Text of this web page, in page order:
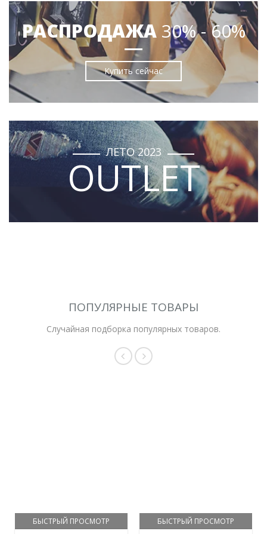
РАСПРОДАЖА30% - 60%
Купить сейчас
ЛЕТО 2023
OUTLET
ПОПУЛЯРНЫЕ ТОВАРЫ
Случайная подборка популярных товаров.
БЫСТРЫЙ ПРОСМОТР БЫСТРЫЙ ПРОСМОТР